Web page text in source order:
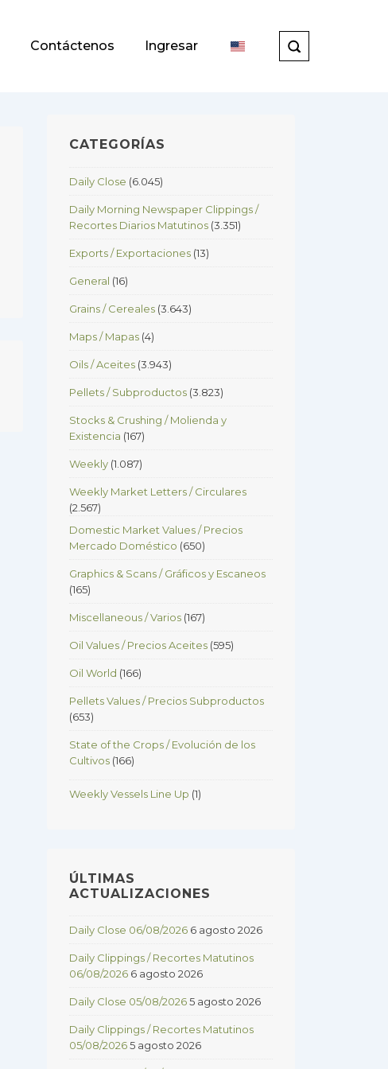
Contáctenos Ingresar
CATEGORÍAS
Daily Close (6.045)
Daily Morning Newspaper Clippings /
Recortes Diarios Matutinos (3.351)
Exports / Exportaciones (13)
General (16)
Grains / Cereales (3.643)
Maps / Mapas (4)
Oils / Aceites (3.943)
Pellets / Subproductos (3.823)
Stocks & Crushing / Molienda y
Existencia (167)
Weekly (1.087)
Weekly Market Letters / Circulares
(2.567)
Domestic Market Values / Precios
Mercado Doméstico (650)
Graphics & Scans / Gráficos y Escaneos
(165)
Miscellaneous / Varios (167)
Oil Values / Precios Aceites (595)
Oil World (166)
Pellets Values / Precios Subproductos
(653)
State of the Crops / Evolución de los
Cultivos (166)
Weekly Vessels Line Up (1)
ÚLTIMAS
ACTUALIZACIONES
Daily Close 06/08/2026 6 agosto 2026
Daily Clippings / Recortes Matutinos
06/08/2026 6 agosto 2026
Daily Close 05/08/20265 agosto 2026
Daily Clippings / Recortes Matutinos
05/08/20265 agosto 2026